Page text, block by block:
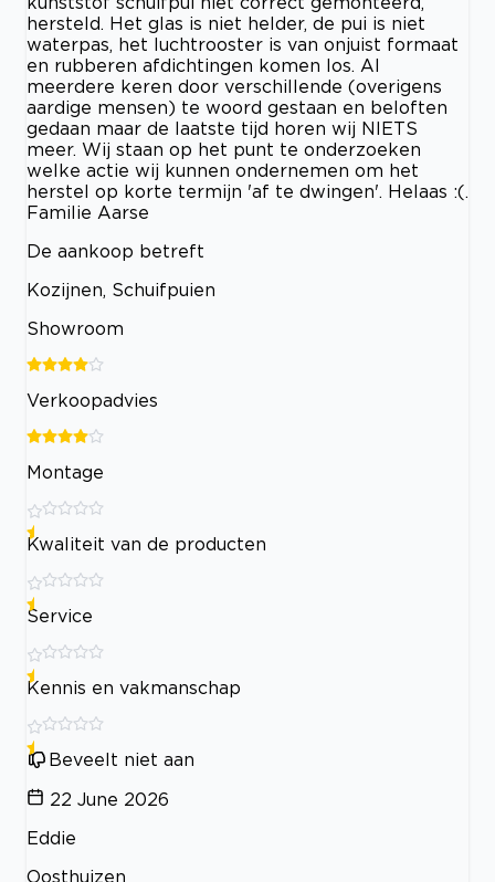
hersteld. Het glas is niet helder, de pui is niet
waterpas, het luchtrooster is van onjuist formaat
en rubberen afdichtingen komen los. Al
meerdere keren door verschillende (overigens
aardige mensen) te woord gestaan en beloften
gedaan maar de laatste tijd horen wij NIETS
meer. Wij staan op het punt te onderzoeken
welke actie wij kunnen ondernemen om het
herstel op korte termijn 'af te dwingen'. Helaas :(.
Familie Aarse
De aankoop betreft
Kozijnen, Schuifpuien
Showroom
Verkoopadvies
Montage
Kwaliteit van de producten
Service
Kennis en vakmanschap
Beveelt niet aan
22 June 2026
Eddie
Oosthuizen